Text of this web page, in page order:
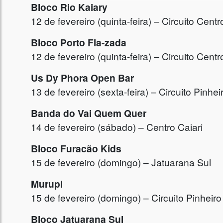
Bloco Rio Kaiary
12 de fevereiro (quinta-feira) – Circuito
Bloco Porto Fla-zada
12 de fevereiro (quinta-feira) – Circuito
Us Dy Phora Open Bar
13 de fevereiro (sexta-feira) – Circuito
Banda do Vai Quem Quer
14 de fevereiro (sábado) – Centro Caiari
Bloco Furacão Kids
15 de fevereiro (domingo) – Jatuarana Sul
Murupi
15 de fevereiro (domingo) – Circuito Pinheiro
Bloco Jatuarana Sul